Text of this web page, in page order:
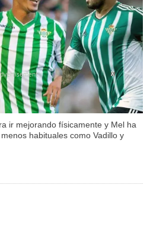
ir mejorando físicamente y Mel ha
habituales como Vadillo y
X